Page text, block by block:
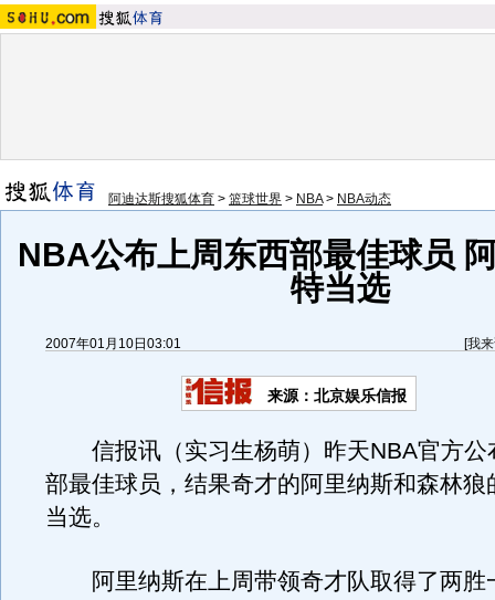
阿迪达斯搜狐体育 > 篮球世界 > NBA> NBA动态
NBA公布上周东西部最佳球员
特当选
2007年01月10日03:01 [我
来源：北京娱乐信报
信报讯（实习生杨萌）昨天NBA官方公
部最佳球员，结果奇才的阿里纳斯和森林狼
当选。
阿里纳斯在上周带领奇才队取得了两胜